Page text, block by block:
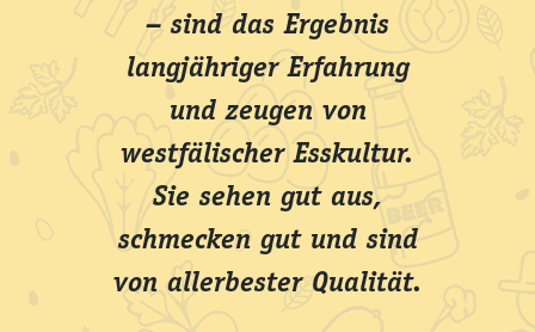
– sind das Ergebnis
langjähriger Erfahrung
und zeugen von
westfälischer Esskultur.
Sie sehen gut aus,
schmecken gut und sind
von allerbester Qualität.